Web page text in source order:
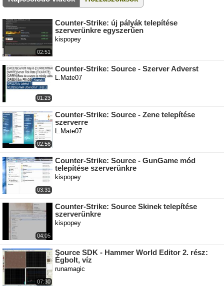
02:51
Counter-Strike: új pályák telepítése
szerverünkre egyszerűen
kispopey
01:23
Counter-Strike: Source - Szerver Adverst
L.Mate07
02:56
Counter-Strike: Source - Zene telepítése
szerverre
L.Mate07
03:31
Counter-Strike: Source - GunGame mód
telepítése szerverünkre
kispopey
04:05
Counter-Strike: Source Skinek telepítése
szerverünkre
kispopey
07:30
Source SDK - Hammer World Editor 2. rész:
Égbolt, víz
runamagic